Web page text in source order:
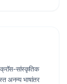
सांस्कृतिक
अनन्य भाषांतर